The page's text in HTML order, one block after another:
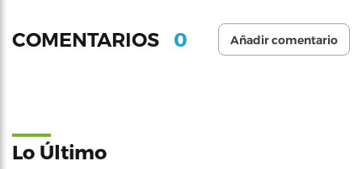
COMENTARIOS 0 Añadir comentario
Lo Último